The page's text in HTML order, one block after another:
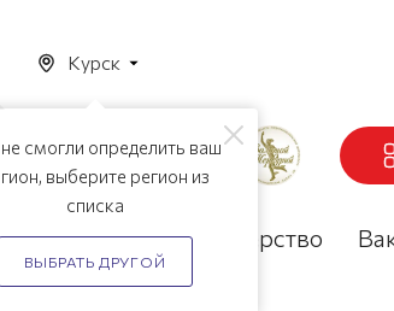
Курск
смогли определить ваш
выберите регион из
списка
ВЫБРАТЬ ДРУГОЙ
Акции Партнерство